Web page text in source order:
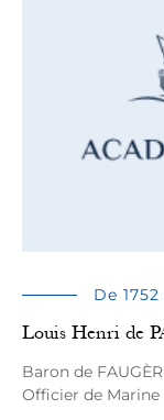
De 1752
Louis Henri de
Baron de
Officier de Marine